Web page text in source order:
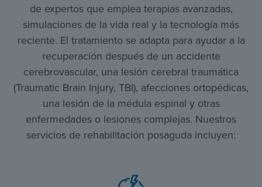
de expertos que emplea terapias avanzadas,
simulaciones de la vida real y la tecnología más
reciente. El tratamiento se adapta para ayudar a la
recuperación después de un accidente
cerebrovascular, una lesión cerebral traumática
(Traumatic Brain Injury, TBI), afecciones ortopédicas,
una lesión de la médula espinal y otras
enfermedades o lesiones complejas. Nuestros
servicios de rehabilitación posaguda incluyen: